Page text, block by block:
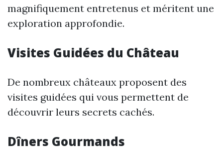
magnifiquement entretenus et méritent une
exploration approfondie.
Visites Guidées du Château
De nombreux châteaux proposent des
visites guidées qui vous permettent de
découvrir leurs secrets cachés.
Dîners Gourmands